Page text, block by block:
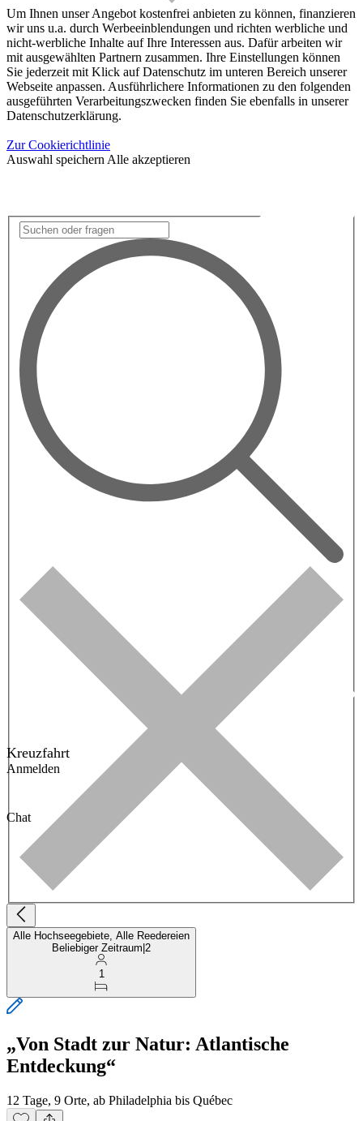
Um Ihnen unser Angebot kostenfrei anbieten zu können, finanzieren
wir uns u.a. durch Werbeeinblendungen und richten werbliche und
nicht-werbliche Inhalte auf Ihre Interessen aus. Dafür arbeiten wir
mit ausgewählten Partnern zusammen. Ihre Einstellungen können
Sie jederzeit mit Klick auf Datenschutz im unteren Bereich unserer
Webseite anpassen. Ausführlichere Informationen zu den folgenden
ausgeführten Verarbeitungszwecken finden Sie ebenfalls in unserer
Datenschutzerklärung.
Zur Cookierichtlinie
Auswahl speichern Alle akzeptieren
Kreuzfahrt
Anmelden
Chat
Alle Hochseegebiete, Alle Reedereien
Beliebiger Zeitraum 2
1
„Von Stadt zur Natur: Atlantische
Entdeckung“
12 Tage, 9 Orte, ab Philadelphia bis Québec